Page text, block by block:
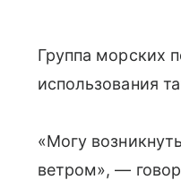
Группа морских
использования
«Могу
ветром», —